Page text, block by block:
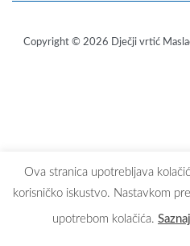
Copyright © 2026 Dječji vrtić
Ova stranica upotrebljava
korisničko iskustvo. Nastavkom
upotrebom kolačića.